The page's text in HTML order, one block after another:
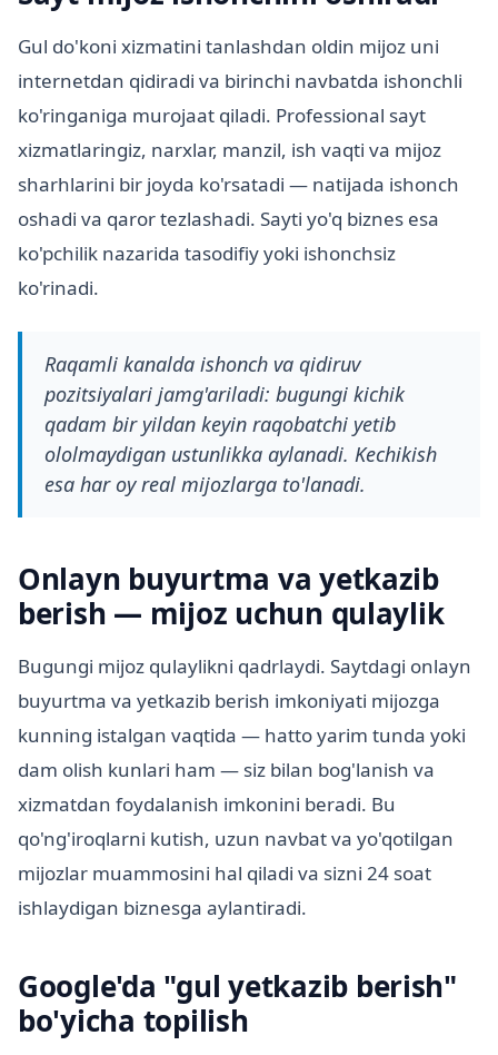
Gul do'koni xizmatini tanlashdan oldin mijoz uni
internetdan qidiradi va birinchi navbatda ishonchli
ko'ringaniga murojaat qiladi. Professional sayt
xizmatlaringiz, narxlar, manzil, ish vaqti va mijoz
sharhlarini bir joyda ko'rsatadi — natijada ishonch
oshadi va qaror tezlashadi. Sayti yo'q biznes esa
ko'pchilik nazarida tasodifiy yoki ishonchsiz
ko'rinadi.
Raqamli kanalda ishonch va qidiruv
pozitsiyalari jamg'ariladi: bugungi kichik
qadam bir yildan keyin raqobatchi yetib
ololmaydigan ustunlikka aylanadi. Kechikish
esa har oy real mijozlarga to'lanadi.
Onlayn buyurtma va yetkazib
berish — mijoz uchun qulaylik
Bugungi mijoz qulaylikni qadrlaydi. Saytdagi onlayn
buyurtma va yetkazib berish imkoniyati mijozga
kunning istalgan vaqtida — hatto yarim tunda yoki
dam olish kunlari ham — siz bilan bog'lanish va
xizmatdan foydalanish imkonini beradi. Bu
qo'ng'iroqlarni kutish, uzun navbat va yo'qotilgan
mijozlar muammosini hal qiladi va sizni 24 soat
ishlaydigan biznesga aylantiradi.
Google'da "gul yetkazib berish"
bo'yicha topilish